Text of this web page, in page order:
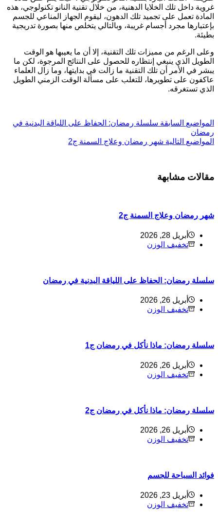
غروية داخل تلك الخلايا الدهنية، من خلال تقنية النانو تكنولوجي، هذه
المادة تعمل على تجميد تلك الدهون، ليقوم الجهاز المناعي للجسم
بإعتبارها مجرد أجسام غريبة، وبالتالي يتخلص منها بصورة تدريجية
بطيئة.
وعلى الرغم من مميزات تلك التقنية، إلا أن ما يعيبها هو الوقت
الطويل الذي ينبغي إنتظاره للحصول على النتائج المرجوة، لكن ما
يبشر في الأمر أن تلك التقنية ما زالت في بدايتها، وما زال العلماء
عاكفون على تطويرها، للتغلب على مسألة الوقت الزمني الطويل
الذي تستغرقه.
المواضيع السابقة سلسلة رمضان: الحفاظ على اللياقة البدنية في
رمضان
المواضيع التالية شهر رمضان وعلاج السمنة ج2
مقالات مشابهة
شهر رمضان وعلاج السمنة ج2
أبريل 28, 2026
تخفيف الوزن
سلسلة رمضان: الحفاظ على اللياقة البدنية في رمضان
أبريل 26, 2026
تخفيف الوزن
سلسلة رمضان: ماذا نأكل في رمضان ج1
أبريل 26, 2026
تخفيف الوزن
سلسلة رمضان: ماذا نأكل في رمضان ج2
أبريل 26, 2026
تخفيف الوزن
فوائد السباحة للجسم
أبريل 23, 2026
تخفيف الوزن